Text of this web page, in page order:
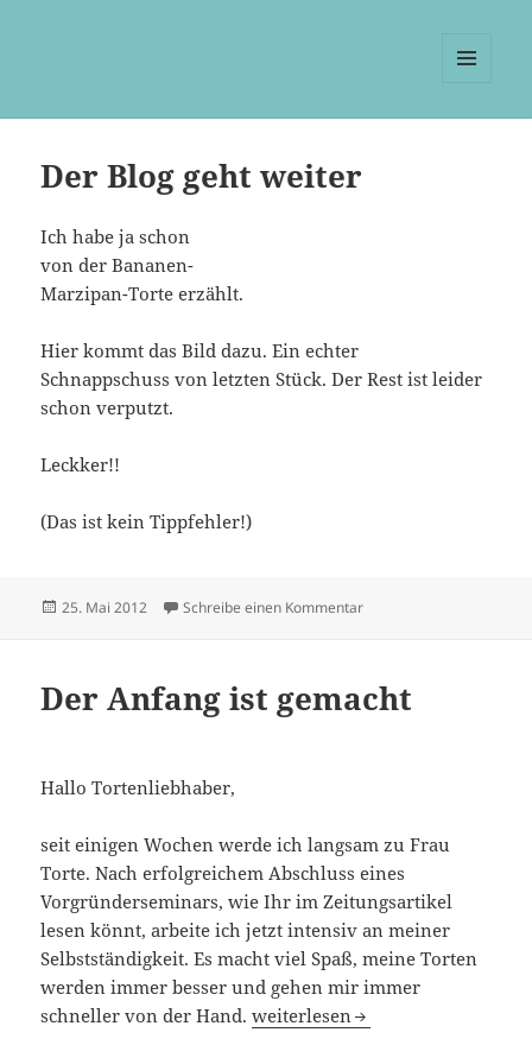
Der Blog geht weiter
Ich habe ja schon
von der Bananen-
Marzipan-Torte erzählt.
Hier kommt das Bild dazu. Ein echter
Schnappschuss von letzten Stück. Der Rest ist leider
schon verputzt.
Leckker!!
(Das ist kein Tippfehler!)
Veröffentlicht
25. Mai 2012 Schreibe einen Kommentarzu Der Blog geht weiter
Der Anfang ist gemacht
Hallo Tortenliebhaber,
seit einigen Wochen werde ich langsam zu Frau
Torte. Nach erfolgreichem Abschluss eines
Vorgründerseminars, wie Ihr im Zeitungsartikel
lesen könnt, arbeite ich jetzt intensiv an meiner
Selbstständigkeit. Es macht viel Spaß, meine Torten
werden immer besser und gehen mir immer
schneller von der Hand.Der Anfang ist gemacht
weiterlesen